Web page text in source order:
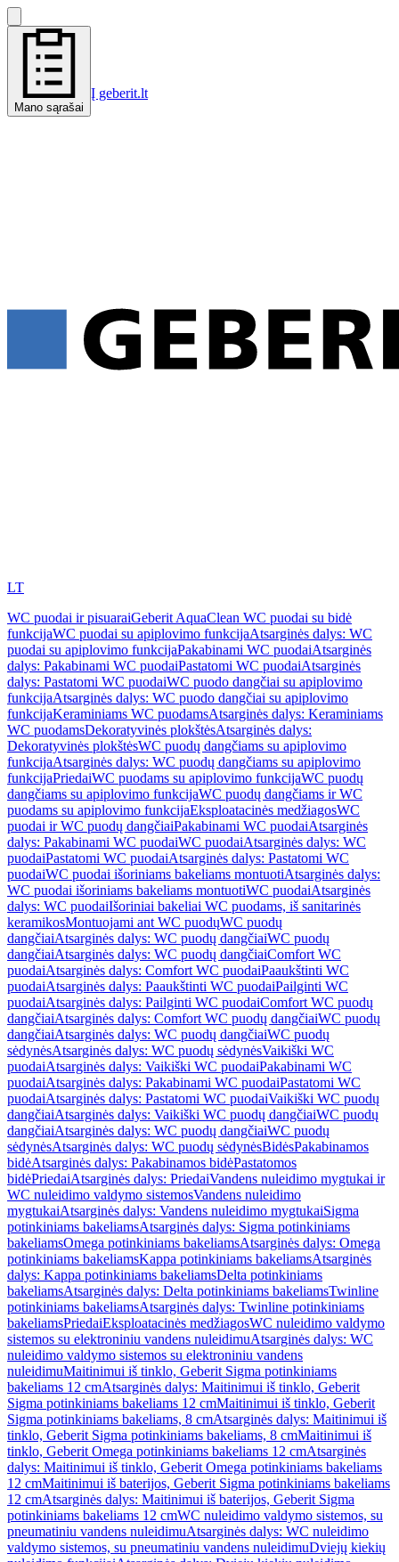
Mano sąrašai
Į geberit.lt
LT
WC puodai ir pisuaraiGeberit AquaClean WC puodai su bidė
funkcijaWC puodai su apiplovimo funkcijaAtsarginės dalys: WC
puodai su apiplovimo funkcijaPakabinami WC puodaiAtsarginės
dalys: Pakabinami WC puodaiPastatomi WC puodaiAtsarginės
dalys: Pastatomi WC puodaiWC puodo dangčiai su apiplovimo
funkcijaAtsarginės dalys: WC puodo dangčiai su apiplovimo
funkcijaKeraminiams WC puodamsAtsarginės dalys: Keraminiams
WC puodamsDekoratyvinės plokštėsAtsarginės dalys:
Dekoratyvinės plokštėsWC puodų dangčiams su apiplovimo
funkcijaAtsarginės dalys: WC puodų dangčiams su apiplovimo
funkcijaPriedaiWC puodams su apiplovimo funkcijaWC puodų
dangčiams su apiplovimo funkcijaWC puodų dangčiams ir WC
puodams su apiplovimo funkcijaEksploatacinės medžiagosWC
puodai ir WC puodų dangčiaiPakabinami WC puodaiAtsarginės
dalys: Pakabinami WC puodaiWC puodaiAtsarginės dalys: WC
puodaiPastatomi WC puodaiAtsarginės dalys: Pastatomi WC
puodaiWC puodai išoriniams bakeliams montuotiAtsarginės dalys:
WC puodai išoriniams bakeliams montuotiWC puodaiAtsarginės
dalys: WC puodaiIšoriniai bakeliai WC puodams, iš sanitarinės
keramikosMontuojami ant WC puodųWC puodų
dangčiaiAtsarginės dalys: WC puodų dangčiaiWC puodų
dangčiaiAtsarginės dalys: WC puodų dangčiaiComfort WC
puodaiAtsarginės dalys: Comfort WC puodaiPaaukštinti WC
puodaiAtsarginės dalys: Paaukštinti WC puodaiPailginti WC
puodaiAtsarginės dalys: Pailginti WC puodaiComfort WC puodų
dangčiaiAtsarginės dalys: Comfort WC puodų dangčiaiWC puodų
dangčiaiAtsarginės dalys: WC puodų dangčiaiWC puodų
sėdynėsAtsarginės dalys: WC puodų sėdynėsVaikiški WC
puodaiAtsarginės dalys: Vaikiški WC puodaiPakabinami WC
puodaiAtsarginės dalys: Pakabinami WC puodaiPastatomi WC
puodaiAtsarginės dalys: Pastatomi WC puodaiVaikiški WC puodų
dangčiaiAtsarginės dalys: Vaikiški WC puodų dangčiaiWC puodų
dangčiaiAtsarginės dalys: WC puodų dangčiaiWC puodų
sėdynėsAtsarginės dalys: WC puodų sėdynėsBidėsPakabinamos
bidėAtsarginės dalys: Pakabinamos bidėPastatomos
bidėPriedaiAtsarginės dalys: PriedaiVandens nuleidimo mygtukai ir
WC nuleidimo valdymo sistemosVandens nuleidimo
mygtukaiAtsarginės dalys: Vandens nuleidimo mygtukaiSigma
potinkiniams bakeliamsAtsarginės dalys: Sigma potinkiniams
bakeliamsOmega potinkiniams bakeliamsAtsarginės dalys: Omega
potinkiniams bakeliamsKappa potinkiniams bakeliamsAtsarginės
dalys: Kappa potinkiniams bakeliamsDelta potinkiniams
bakeliamsAtsarginės dalys: Delta potinkiniams bakeliamsTwinline
potinkiniams bakeliamsAtsarginės dalys: Twinline potinkiniams
bakeliamsPriedaiEksploatacinės medžiagosWC nuleidimo valdymo
sistemos su elektroniniu vandens nuleidimuAtsarginės dalys: WC
nuleidimo valdymo sistemos su elektroniniu vandens
nuleidimuMaitinimui iš tinklo, Geberit Sigma potinkiniams
bakeliams 12 cmAtsarginės dalys: Maitinimui iš tinklo, Geberit
Sigma potinkiniams bakeliams 12 cmMaitinimui iš tinklo, Geberit
Sigma potinkiniams bakeliams, 8 cmAtsarginės dalys: Maitinimui iš
tinklo, Geberit Sigma potinkiniams bakeliams, 8 cmMaitinimui iš
tinklo, Geberit Omega potinkiniams bakeliams 12 cmAtsarginės
dalys: Maitinimui iš tinklo, Geberit Omega potinkiniams bakeliams
12 cmMaitinimui iš baterijos, Geberit Sigma potinkiniams bakeliams
12 cmAtsarginės dalys: Maitinimui iš baterijos, Geberit Sigma
potinkiniams bakeliams 12 cmWC nuleidimo valdymo sistemos, su
pneumatiniu vandens nuleidimuAtsarginės dalys: WC nuleidimo
valdymo sistemos, su pneumatiniu vandens nuleidimuDviejų kiekių